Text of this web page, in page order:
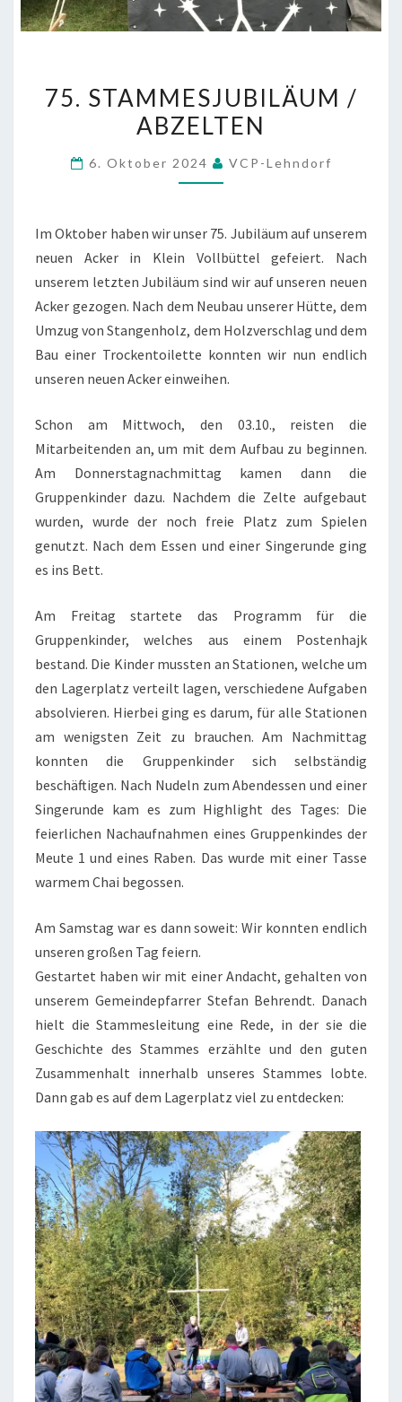
STAMMESJUBILÄUM
75. STAMMESJUBILÄUM /
ABZELTEN
6. Oktober 2024 VCP-Lehndorf
Im Oktober haben wir unser 75. Jubiläum auf unserem
neuen Acker in Klein Vollbüttel gefeiert. Nach
unserem letzten Jubiläum sind wir auf unseren neuen
Acker gezogen. Nach dem Neubau unserer Hütte, dem
Umzug von Stangenholz, dem Holzverschlag und dem
Bau einer Trockentoilette konnten wir nun endlich
unseren neuen Acker einweihen.
Schon am Mittwoch, den 03.10., reisten die
Mitarbeitenden an, um mit dem Aufbau zu beginnen.
Am Donnerstagnachmittag kamen dann die
Gruppenkinder dazu. Nachdem die Zelte aufgebaut
wurden, wurde der noch freie Platz zum Spielen
genutzt. Nach dem Essen und einer Singerunde ging
es ins Bett.
Am Freitag startete das Programm für die
Gruppenkinder, welches aus einem Postenhajk
bestand. Die Kinder mussten an Stationen, welche um
den Lagerplatz verteilt lagen, verschiedene Aufgaben
absolvieren. Hierbei ging es darum, für alle Stationen
am wenigsten Zeit zu brauchen. Am Nachmittag
konnten die Gruppenkinder sich selbständig
beschäftigen. Nach Nudeln zum Abendessen und einer
Singerunde kam es zum Highlight des Tages: Die
feierlichen Nachaufnahmen eines Gruppenkindes der
Meute 1 und eines Raben. Das wurde mit einer Tasse
warmem Chai begossen.
Am Samstag war es dann soweit: Wir konnten endlich
unseren großen Tag feiern.
Gestartet haben wir mit einer Andacht, gehalten von
unserem Gemeindepfarrer Stefan Behrendt. Danach
hielt die Stammesleitung eine Rede, in der sie die
Geschichte des Stammes erzählte und den guten
Zusammenhalt innerhalb unseres Stammes lobte.
Dann gab es auf dem Lagerplatz viel zu entdecken: